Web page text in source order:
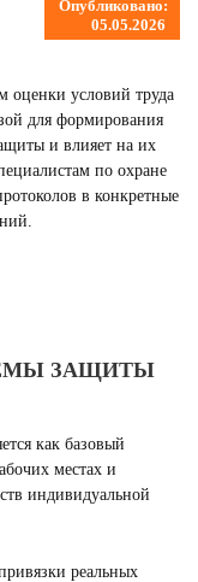
Опубликовано:
05.05.2026
для формирования
и влияет на их
по охране
в конкретные
ЗАЩИТЫ
как базовый
местах и
индивидуальной
реальных